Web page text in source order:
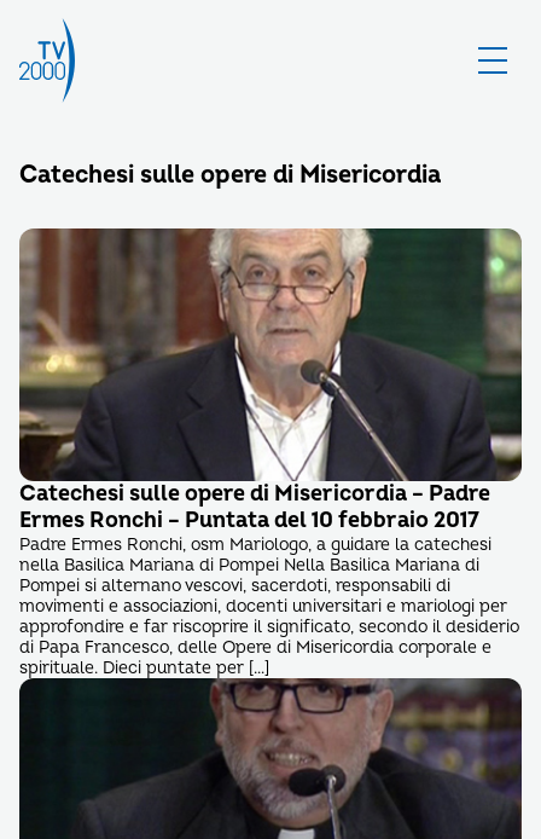
Catechesi sulle opere di Misericordia
Catechesi sulle opere di Misericordia – Padre
Ermes Ronchi – Puntata del 10 febbraio 2017
Padre Ermes Ronchi, osm Mariologo, a guidare la catechesi
nella Basilica Mariana di Pompei Nella Basilica Mariana di
Pompei si alternano vescovi, sacerdoti, responsabili di
movimenti e associazioni, docenti universitari e mariologi per
approfondire e far riscoprire il significato, secondo il desiderio
di Papa Francesco, delle Opere di Misericordia corporale e
spirituale. Dieci puntate per […]